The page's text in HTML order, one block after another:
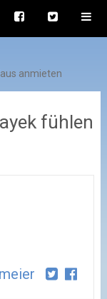
anmieten
fühlen